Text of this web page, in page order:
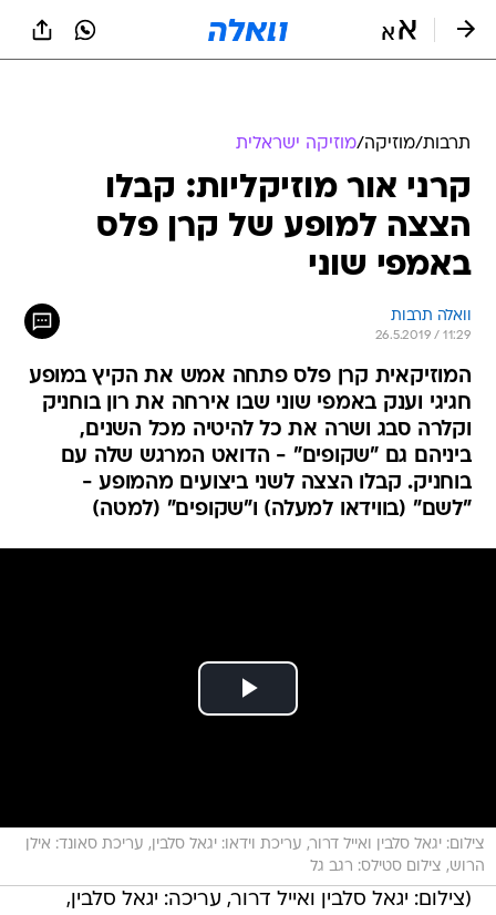
תרבות/מוזיקה/מוזיקה ישראלית
קרני אור מוזיקליות: קבלו
הצצה למופע של קרן פלס
באמפי שוני
וואלה תרבות
26.5.2019 / 11:29
המוזיקאית קרן פלס פתחה אמש את הקיץ במופע
חגיגי וענק באמפי שוני שבו אירחה את רון בוחניק
וקלרה סבג ושרה את כל להיטיה מכל השנים,
ביניהם גם "שקופים" - הדואט המרגש שלה עם
בוחניק. קבלו הצצה לשני ביצועים מהמופע -
"לשם" (בווידאו למעלה) ו"שקופים" (למטה)
צילום: יגאל סלבין ואייל דרור, עריכת וידאו: יגאל סלבין, עריכת סאונד: אילן
הרוש, צילום סטילס: רגב גל
(צילום: יגאל סלבין ואייל דרור, עריכה: יגאל סלבין,